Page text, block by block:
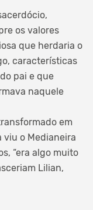
os valores
que herdaria o
características
pai e que
naquele
em
viu o Medianeira
“era algo muito
Lilian,